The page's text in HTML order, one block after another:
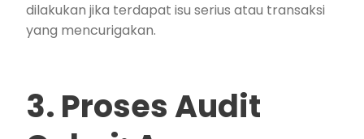
dilakukan jika terdapat isu serius atau transaksi
yang mencurigakan.
3. Proses Audit